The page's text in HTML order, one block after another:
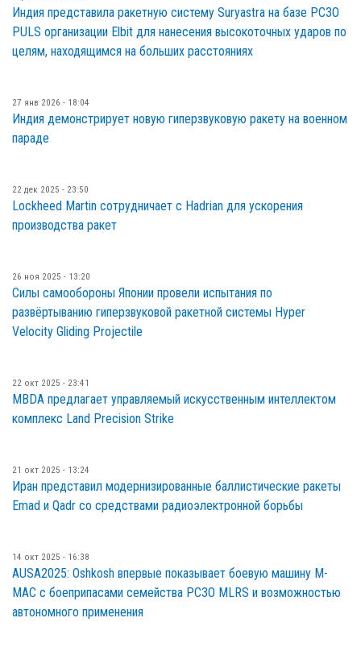
Индия представила ракетную систему Suryastra на базе РСЗО
PULS организации Elbit для нанесения высокоточных ударов по
целям, находящимся на больших расстояниях
27 янв 2026 - 18:04
Индия демонстрирует новую гиперзвуковую ракету на военном
параде
22 дек 2025 - 23:50
Lockheed Martin сотрудничает с Hadrian для ускорения
производства ракет
26 ноя 2025 - 13:20
Силы самообороны Японии провели испытания по
развёртыванию гиперзвуковой ракетной системы Hyper
Velocity Gliding Projectile
22 окт 2025 - 23:41
MBDA предлагает управляемый искусственным интеллектом
комплекс Land Precision Strike
21 окт 2025 - 13:24
Иран представил модернизированные баллистические ракеты
Emad и Qadr со средствами радиоэлектронной борьбы
14 окт 2025 - 16:38
AUSA2025: Oshkosh впервые показывает боевую машину M-
MAC с боеприпасами семейства РСЗО MLRS и возможностью
автономного применения